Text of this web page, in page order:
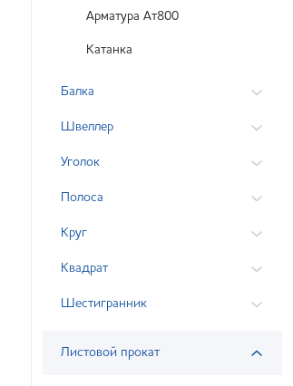
Арматура Ат800
Катанка
Балка
Швеллер
Уголок
Полоса
Круг
Квадрат
Шестигранник
Листовой прокат